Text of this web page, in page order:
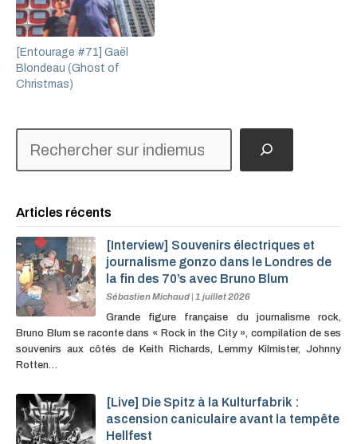
[Entourage #71] Gaël
Blondeau (Ghost of
Christmas)
Articles récents
[Interview] Souvenirs électriques et
journalisme gonzo dans le Londres de
la fin des 70’s avec Bruno Blum
Sébastien Michaud | 1 juillet 2026
Grande figure française du journalisme rock,
Bruno Blum se raconte dans « Rock in the City », compilation de ses
souvenirs aux côtés de Keith Richards, Lemmy Kilmister, Johnny
Rotten…
[Live] Die Spitz à la Kulturfabrik :
ascension caniculaire avant la tempête
Hellfest